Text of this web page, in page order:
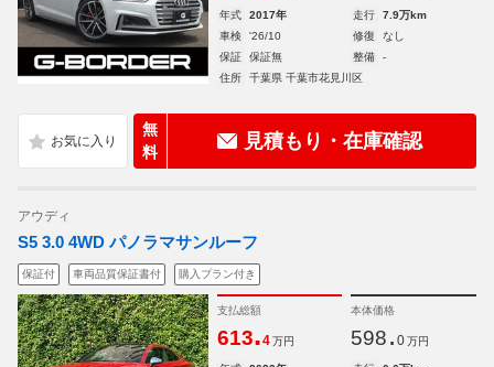
年式 2017年 走行
7.9万km
車検
'26/10 修復
なし
保証
保証無 整備
-
住所
千葉県 千葉市花見川区
無
料
見積もり・在庫確認
アウディ
S5 3.0 4WD パノラマサンルーフ
保証付 車両品質保証書付 購入プラン付き
支払総額
613.4 万円
本体価格
598. 0 万円